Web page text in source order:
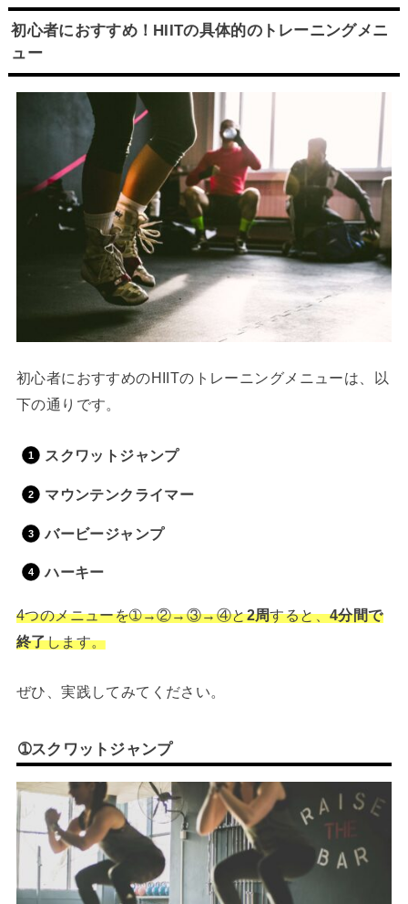
初心者におすすめ！HIITの具体的のトレーニングメニ
ュー
初心者におすすめのHIITのトレーニングメニューは、以
下の通りです。
スクワットジャンプ
マウンテンクライマー
バービージャンプ
ハーキー
4つのメニューを➀→②→③→④と2周すると、4分間で
終了します。
ぜひ、実践してみてください。
➀スクワットジャンプ